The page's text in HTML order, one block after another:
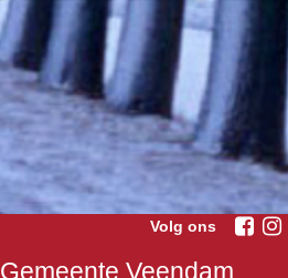
Volg ons
Gemeente Veendam